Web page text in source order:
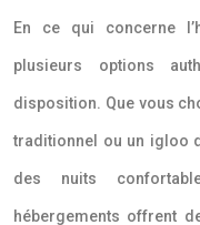
En ce qui concerne
plusieurs options
disposition. Que vous
traditionnel ou un igloo
des nuits
hébergements offrent